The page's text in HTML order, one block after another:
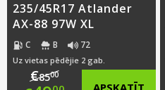
235/45R17 Atlander
AX-88 97W XL
C B 72
Uz vietas pēdējie 2 gab.
€8500
APSKATĪT